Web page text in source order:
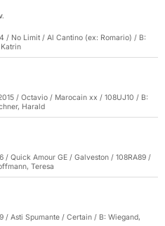
/ No Limit / Al Cantino (ex: Romario) / B:
/ Octavio / Marocain xx / 108UJ10 / B:
Harald
/ Quick Amour GE / Galveston / 108RA89 /
Teresa
/ Asti Spumante / Certain / B: Wiegand,